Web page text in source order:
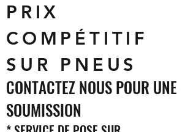
PRIX
COMPÉTITIF
SUR PNEUS
CONTACTEZ NOUS POUR UNE
SOUMISSION